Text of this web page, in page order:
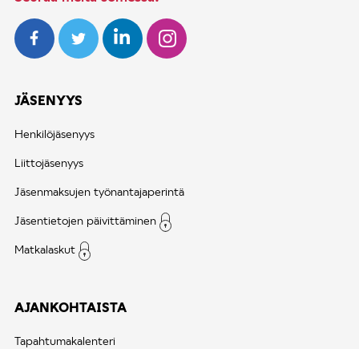
JÄSENYYS
Henkilöjäsenyys
Liittojäsenyys
Jäsenmaksujen työnantajaperintä
Jäsentietojen päivittäminen
Matkalaskut
AJANKOHTAISTA
Tapahtumakalenteri